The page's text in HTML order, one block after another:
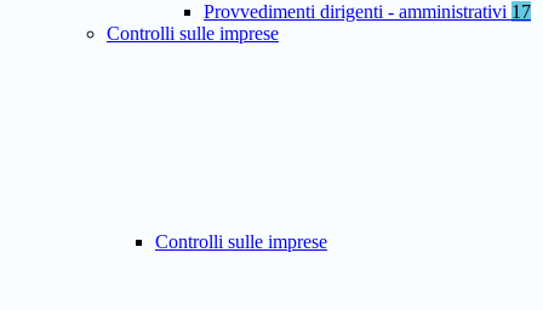
Provvedimenti dirigenti - amministrativi 17
Controlli sulle imprese
Controlli sulle imprese